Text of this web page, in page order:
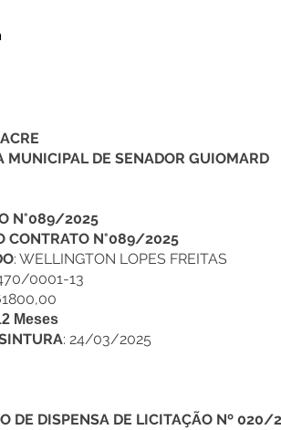
MUNICIPAL DE SENADOR GUIOMARD​​​​​​
N°089/2025
CONTRATO N°089/2025
: WELLINGTON LOPES FREITAS
0001-13
Meses
: 24/03/2025
DE DISPENSA DE LICITAÇÃO Nº 020/